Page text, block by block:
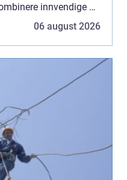
innvendige og
boliger og06 august 2026